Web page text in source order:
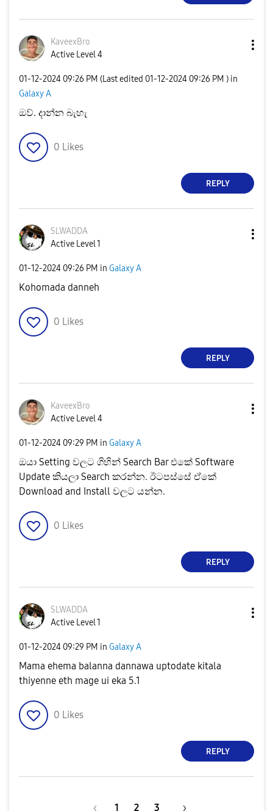
KaveexBro
Active Level 4
‎01-12-2024 09:26 PM (Last edited ‎01-12-2024 09:26 PM ) in
Galaxy A
ඔව්. දාන්න බැහැ
0 Likes
REPLY
SLWADDA
Active Level 1
‎01-12-2024 09:26 PM in Galaxy A
Kohomada danneh
0 Likes
REPLY
KaveexBro
Active Level 4
‎01-12-2024 09:29 PM in Galaxy A
ඔයා Setting වලට ගිහින් Search Bar එකේ Software
Update කියලා Search කරන්න. ඊටපස්සේ ඒකේ
Download and Install වලට යන්න.
0 Likes
REPLY
SLWADDA
Active Level 1
‎01-12-2024 09:29 PM in Galaxy A
Mama ehema balanna dannawa uptodate kitala
thiyenne eth mage ui eka 5.1
0 Likes
REPLY
1 2 3